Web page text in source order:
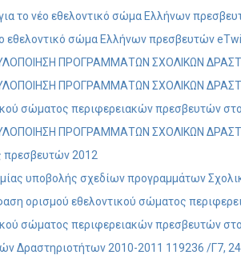
το νέο εθελοντικό σώμα Ελλήνων
εθελοντικό σώμα Ελλήνων πρεσβευτών
ΠΡΟΓΡΑΜΜΑΤΩΝ ΣΧΟΛΙΚΩΝ
ΠΡΟΓΡΑΜΜΑΤΩΝ ΣΧΟΛΙΚΩΝ
σώματος περιφερειακών πρεσβευτών
ΠΡΟΓΡΑΜΜΑΤΩΝ ΣΧΟΛΙΚΩΝ
πρεσβευτών 2012
υποβολής σχεδίων προγραμμάτων
ορισμού εθελοντικού σώματος
σώματος περιφερειακών πρεσβευτών
Δραστηριοτήτων 2010-2011 119236 /Γ7,